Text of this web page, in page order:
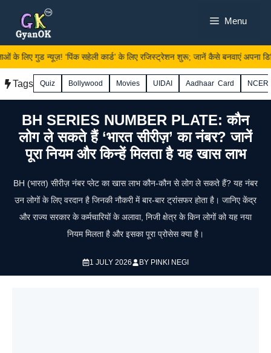
content
Menu
के लिए गुड न्यूज़! ‘पिंक सहेली कार्ड’ के लिए रजिस्ट्रेशन शुरू; जानें कैसे बनवाएं अपना
Tags Quiz Bollywood Movies UIDAI Aadhaar Card
BH SERIES NUMBER PLATE: कौन
लोग ले सकते हैं ‘भारत सीरीज़’ का नंबर? जानें
पूरा नियम और किन्हें मिलता है यह खास लाभ
BH (भारत) सीरीज़ नंबर प्लेट का खास लाभ कौन-कौन से लोग ले सकते हैं? यह नंबर
उन लोगों के लिए वरदान है जिनकी नौकरी में बार-बार ट्रांसफर होता है। जानिए केंद्र
और राज्य सरकार के कर्मचारियों के अलावा, निजी क्षेत्र के किन लोगों को यह नया
नियम मिलता है और इसका पूरा प्रोसेस क्या है।
1 JULY 2026 BY PINKI NEGI